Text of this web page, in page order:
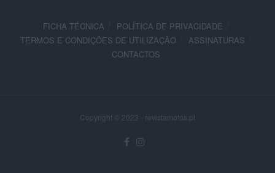
FICHA TÉCNICA
POLÍTICA DE PRIVACIDADE
TERMOS E CONDIÇÕES DE UTILIZAÇÃO
ASSINATURAS
CONTACTOS
Copyright © 2023 - revistamotos.pt